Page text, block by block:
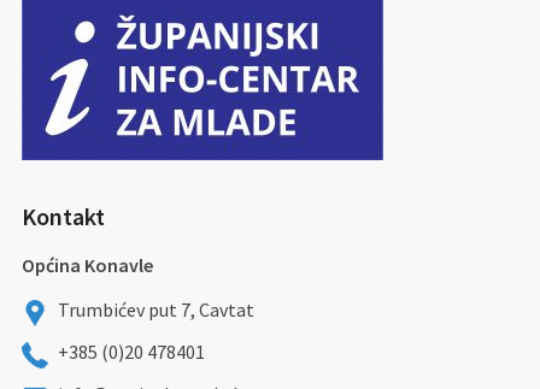
Kontakt
Općina Konavle
Trumbićev put 7, Cavtat
+385 (0)20 478401